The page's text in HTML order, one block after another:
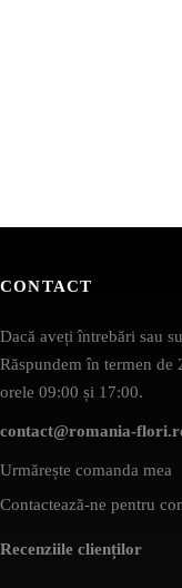
CONTACT
Dacă aveți întrebări sau
Răspundem în termen
orele 09:00 și 17:00.
contact@romania-
Urmărește comanda mea
Contactează-ne pentru
Recenziile clienților